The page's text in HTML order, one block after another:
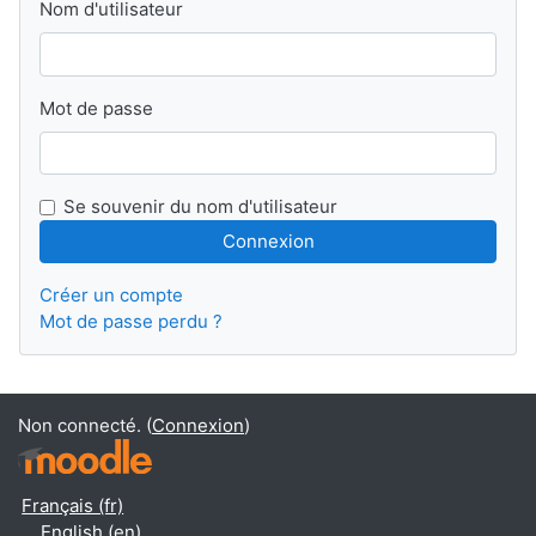
Nom d'utilisateur
Mot de passe
Se souvenir du nom d'utilisateur
Créer un compte
Mot de passe perdu ?
Non connecté. (Connexion)
Français ‎(fr)‎